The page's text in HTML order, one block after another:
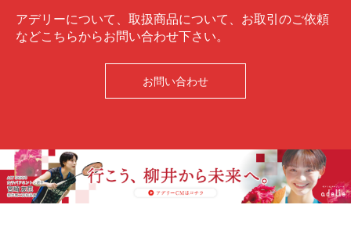
アデリーについて、取扱商品について、お取引のご依頼
などこちらからお問い合わせ下さい。
お問い合わせ